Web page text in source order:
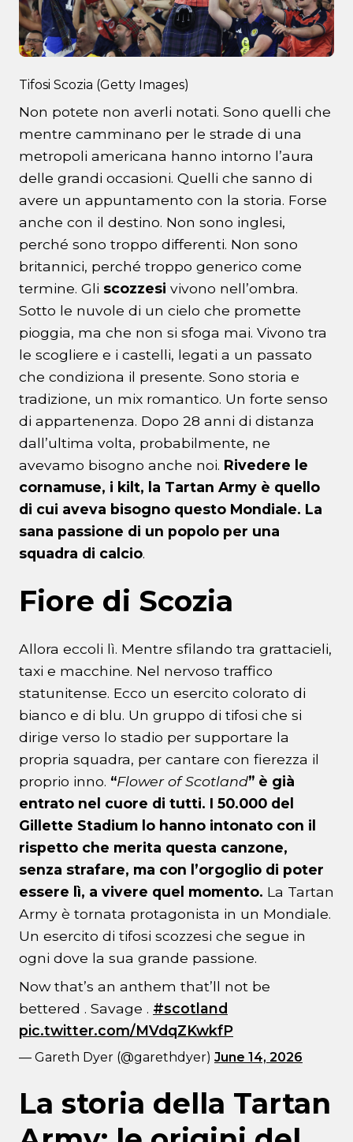
Tifosi Scozia (Getty Images)
Non potete non averli notati. Sono quelli che
mentre camminano per le strade di una
metropoli americana hanno intorno l’aura
delle grandi occasioni. Quelli che sanno di
avere un appuntamento con la storia. Forse
anche con il destino. Non sono inglesi,
perché sono troppo differenti. Non sono
britannici, perché troppo generico come
termine. Gli scozzesi vivono nell’ombra.
Sotto le nuvole di un cielo che promette
pioggia, ma che non si sfoga mai. Vivono tra
le scogliere e i castelli, legati a un passato
che condiziona il presente. Sono storia e
tradizione, un mix romantico. Un forte senso
di appartenenza. Dopo 28 anni di distanza
dall’ultima volta, probabilmente, ne
avevamo bisogno anche noi. Rivedere le
cornamuse, i kilt, la Tartan Army è quello
di cui aveva bisogno questo Mondiale. La
sana passione di un popolo per una
squadra di calcio.
Fiore di Scozia
Allora eccoli lì. Mentre sfilando tra grattacieli,
taxi e macchine. Nel nervoso traffico
statunitense. Ecco un esercito colorato di
bianco e di blu. Un gruppo di tifosi che si
dirige verso lo stadio per supportare la
propria squadra, per cantare con fierezza il
proprio inno. “Flower of Scotland” è già
entrato nel cuore di tutti. I 50.000 del
Gillette Stadium lo hanno intonato con il
rispetto che merita questa canzone,
senza strafare, ma con l’orgoglio di poter
essere lì, a vivere quel momento. La Tartan
Army è tornata protagonista in un Mondiale.
Un esercito di tifosi scozzesi che segue in
ogni dove la sua grande passione.
Now that’s an anthem that’ll not be
bettered . Savage . #scotland
pic.twitter.com/MVdqZKwkfP
— Gareth Dyer (@garethdyer) June 14, 2026
La storia della Tartan